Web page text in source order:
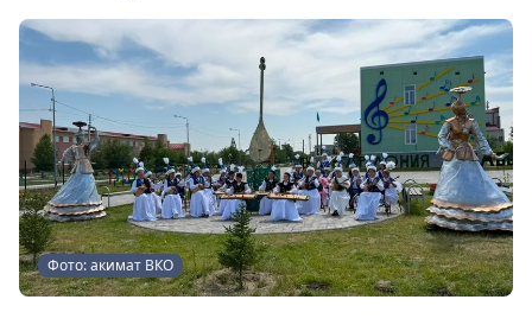
Фото: акимат ВКО